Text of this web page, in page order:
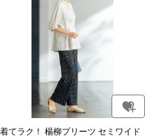
着てラク！ 楊柳プリーツ セミワイド